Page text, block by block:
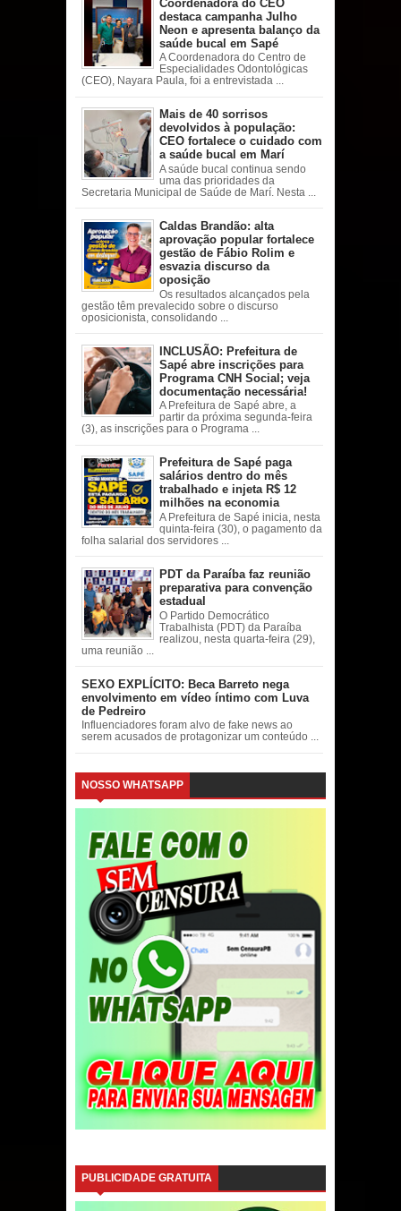
Coordenadora do CEO
destaca campanha Julho
Neon e apresenta balanço da
saúde bucal em Sapé
A Coordenadora do Centro de
Especialidades Odontológicas
(CEO), Nayara Paula, foi a entrevistada ...
Mais de 40 sorrisos
devolvidos à população:
CEO fortalece o cuidado com
a saúde bucal em Marí
A saúde bucal continua sendo
uma das prioridades da
Secretaria Municipal de Saúde de Marí. Nesta ...
Caldas Brandão: alta
aprovação popular fortalece
gestão de Fábio Rolim e
esvazia discurso da
oposição
Os resultados alcançados pela
gestão têm prevalecido sobre o discurso
oposicionista, consolidando ...
INCLUSÃO: Prefeitura de
Sapé abre inscrições para
Programa CNH Social; veja
documentação necessária!
A Prefeitura de Sapé abre, a
partir da próxima segunda-feira
(3), as inscrições para o Programa ...
Prefeitura de Sapé paga
salários dentro do mês
trabalhado e injeta R$ 12
milhões na economia
A Prefeitura de Sapé inicia, nesta
quinta-feira (30), o pagamento da
folha salarial dos servidores ...
PDT da Paraíba faz reunião
preparativa para convenção
estadual
O Partido Democrático
Trabalhista (PDT) da Paraíba
realizou, nesta quarta-feira (29),
uma reunião ...
SEXO EXPLÍCITO: Beca Barreto nega
envolvimento em vídeo íntimo com Luva
de Pedreiro
Influenciadores foram alvo de fake news ao
serem acusados de protagonizar um conteúdo ...
NOSSO WHATSAPP
PUBLICIDADE GRATUITA